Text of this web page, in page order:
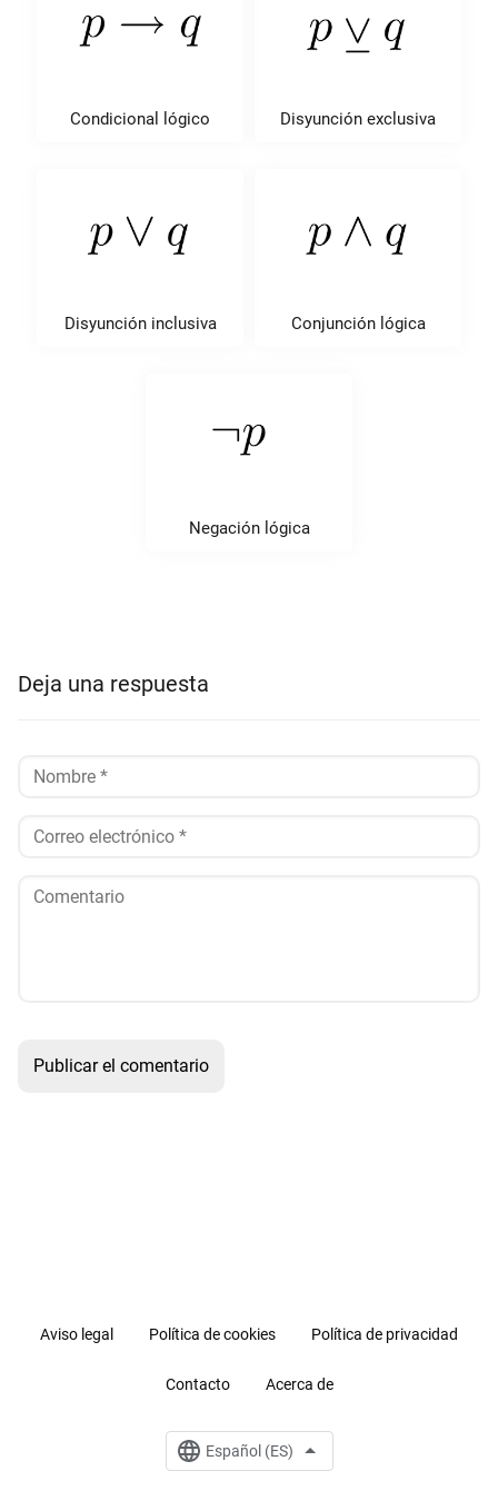
Condicional lógico Disyunción exclusiva
Disyunción inclusiva Conjunción lógica
Negación lógica
Deja una respuesta
Aviso legal Política de cookies Política de privacidad
Contacto Acerca de
Español (ES)